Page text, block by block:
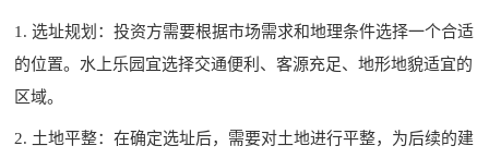
1. 选址规划：投资方需要根据市场需求和地理条件选择一个合适
的位置。水上乐园宜选择交通便利、客源充足、地形地貌适宜的
区域。
2. 土地平整：在确定选址后，需要对土地进行平整，为后续的建